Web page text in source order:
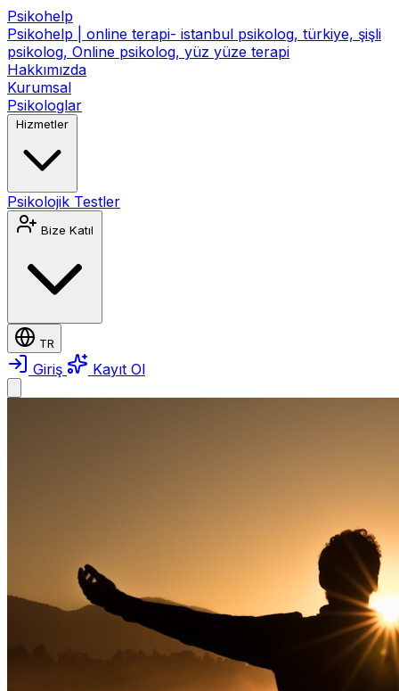
Psikohelp
Psikohelp | online terapi- istanbul psikolog, türkiye, şişli
psikolog, Online psikolog, yüz yüze terapi
Hakkımızda
Kurumsal
Psikologlar
Hizmetler
Psikolojik Testler
Bize Katıl
TR
Giriş Kayıt Ol